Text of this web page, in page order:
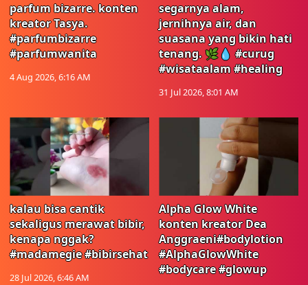
parfum bizarre. konten
kreator Tasya.
#parfumbizarre
#parfumwanita
4 Aug 2026, 6:16 AM
segarnya alam,
jernihnya air, dan
suasana yang bikin hati
tenang. 🌿💧 #curug
#wisataalam #healing
31 Jul 2026, 8:01 AM
kalau bisa cantik
sekaligus merawat bibir,
kenapa nggak?
#madamegie #bibirsehat
28 Jul 2026, 6:46 AM
Alpha Glow White
konten kreator Dea
Anggraeni#bodylotion
#AlphaGlowWhite
#bodycare #glowup